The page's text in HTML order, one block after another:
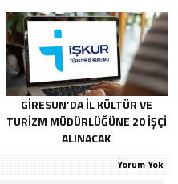
GIRESUN’DA İL KÜLTÜR VE
TURIZM MÜDÜRLÜĞÜNE 20 İŞÇI
ALINACAK
Yorum Yok